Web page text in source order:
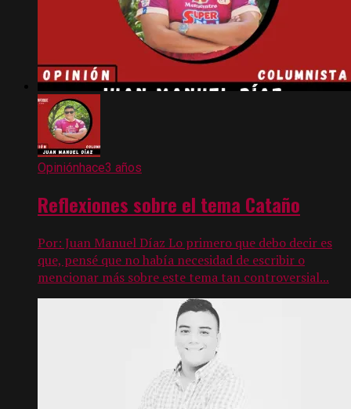
Opiniónhace3 años
Reflexiones sobre el tema Cataño
Por: Juan Manuel Díaz Lo primero que debo decir es
que, pensé que no había necesidad de escribir o
mencionar más sobre este tema tan controversial...